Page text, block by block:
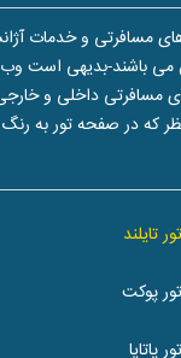
مسافرتی و خدمات
می باشند-بدیهی است
داخلی و خارجی
که در صفحه تور به
تور تایلند
تور پوکت
تور پاتایا